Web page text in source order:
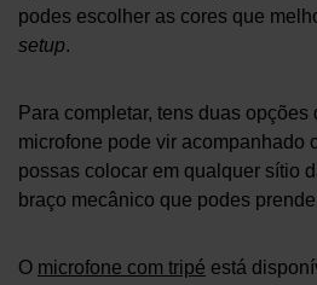
podes escolher as cores que
setup.
Para completar, tens duas opções
microfone pode vir acompanhado
possas colocar em qualquer sítio
braço mecânico que podes
O microfone com tripé está